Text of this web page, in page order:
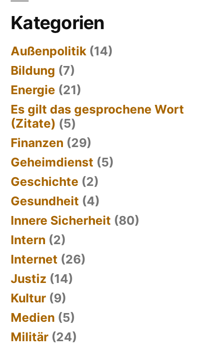
Kategorien
Außenpolitik (14)
Bildung (7)
Energie (21)
Es gilt das gesprochene Wort
(Zitate) (5)
Finanzen (29)
Geheimdienst (5)
Geschichte (2)
Gesundheit (4)
Innere Sicherheit (80)
Intern (2)
Internet (26)
Justiz (14)
Kultur (9)
Medien (5)
Militär (24)